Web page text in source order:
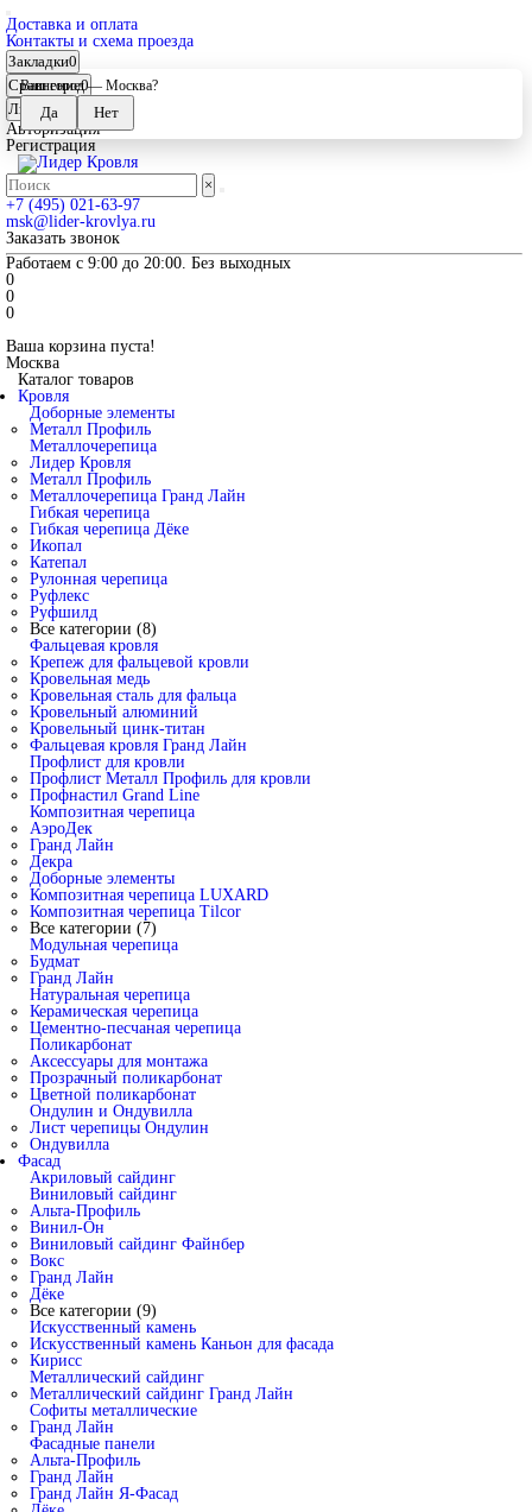
Доставка и оплата
Контакты и схема проезда
Закладки0
Сравнение0
Личный кабинет
Авторизация
Регистрация
×
+7 (495) 021-63-97
msk@lider-krovlya.ru
Заказать звонок
Работаем с 9:00 до 20:00. Без выходных
0
0
0
Ваша корзина пуста!
Москва
Ваш город — Москва?
Каталог товаров
Кровля
Доборные элементы
Металл Профиль
Металлочерепица
Лидер Кровля
Металл Профиль
Металлочерепица Гранд Лайн
Гибкая черепица
Гибкая черепица Дёке
Икопал
Катепал
Рулонная черепица
Руфлекс
Руфшилд
Все категории (8)
Фальцевая кровля
Крепеж для фальцевой кровли
Кровельная медь
Кровельная сталь для фальца
Кровельный алюминий
Кровельный цинк-титан
Фальцевая кровля Гранд Лайн
Профлист для кровли
Профлист Металл Профиль для кровли
Профнастил Grand Line
Композитная черепица
АэроДек
Гранд Лайн
Декра
Доборные элементы
Композитная черепица LUXARD
Композитная черепица Tilcor
Все категории (7)
Модульная черепица
Будмат
Гранд Лайн
Натуральная черепица
Керамическая черепица
Цементно-песчаная черепица
Поликарбонат
Аксессуары для монтажа
Прозрачный поликарбонат
Цветной поликарбонат
Ондулин и Ондувилла
Лист черепицы Ондулин
Ондувилла
Фасад
Акриловый сайдинг
Виниловый сайдинг
Альта-Профиль
Винил-Он
Виниловый сайдинг Файнбер
Вокс
Гранд Лайн
Дёке
Все категории (9)
Искусственный камень
Искусственный камень Каньон для фасада
Кирисс
Металлический сайдинг
Металлический сайдинг Гранд Лайн
Софиты металлические
Гранд Лайн
Фасадные панели
Альта-Профиль
Гранд Лайн
Гранд Лайн Я-Фасад